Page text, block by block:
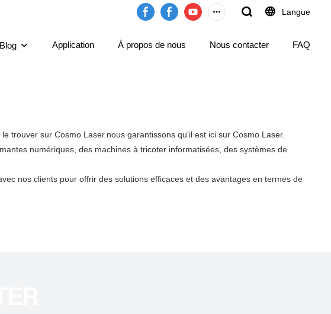
Langue
Blog Application À propos de nous Nous contacter FAQ
trouver sur Cosmo Laser.nous garantissons qu'il est ici sur Cosmo Laser.
numériques, des machines à tricoter informatisées, des systèmes de
nos clients pour offrir des solutions efficaces et des avantages en termes de